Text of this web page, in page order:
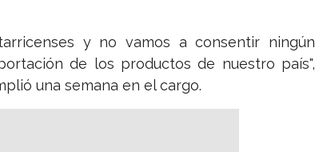
y no vamos a consentir ningún
de los productos de nuestro país",
una semana en el cargo.